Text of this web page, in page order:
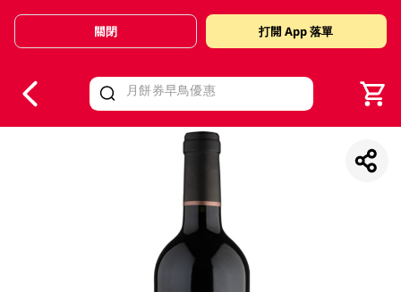
Valid Until 30 June 2026
關閉 打開 App 落單